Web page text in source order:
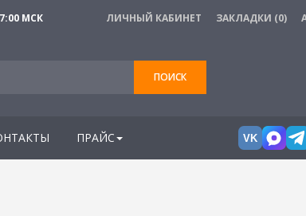
МСК ЛИЧНЫЙ КАБИНЕТ ЗАКЛАДКИ (0)
ПОИСК
ПРАЙС VK